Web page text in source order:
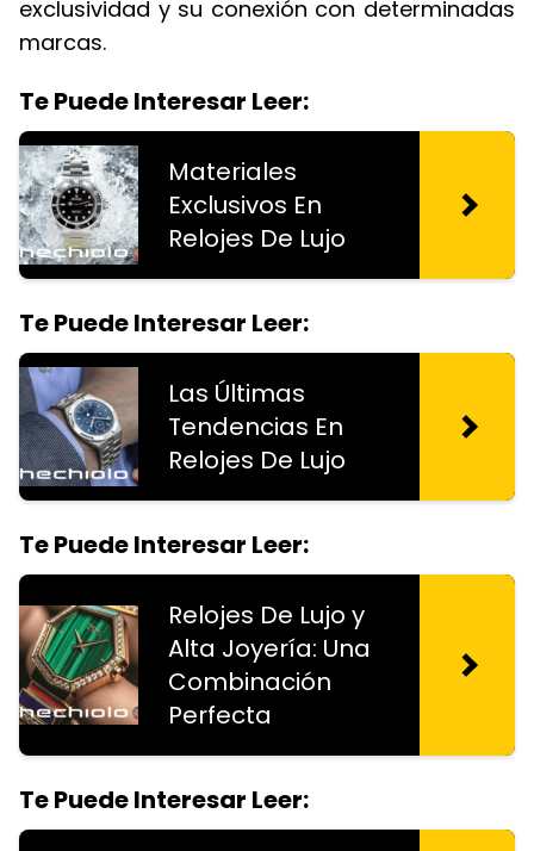
exclusividad y su conexión con determinadas
marcas.
Te Puede Interesar Leer:
Materiales
Exclusivos En
Relojes De Lujo
Te Puede Interesar Leer:
Las Últimas
Tendencias En
Relojes De Lujo
Te Puede Interesar Leer:
Relojes De Lujo y
Alta Joyería: Una
Combinación
Perfecta
Te Puede Interesar Leer: